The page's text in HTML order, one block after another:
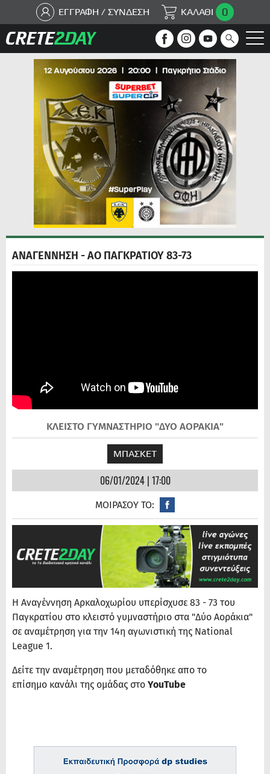
ΕΓΓΡΑΦΗ / ΣΥΝΔΕΣΗ ΚΑΛΑΘΙ 0
ΑΝΑΓΕΝΝΗΣΗ - ΑΟ ΠΑΓΚΡΑΤΙΟΥ 83-73
ΚΛΕΙΣΤΟ ΓΥΜΝΑΣΤΗΡΙΟ "ΔΥΟ ΑΟΡΑΚΙΑ"
ΜΠΑΣΚΕΤ
06/01/2024 | 17:00
ΜΟΙΡΑΣΟΥ ΤΟ:
Η Αναγέννηση Αρκαλοχωρίου υπερίσχυσε 83 - 73 του
Παγκρατίου στο κλειστό γυμναστήριο στα "Δύο Αοράκια"
σε αναμέτρηση για την 14η αγωνιστική της National
League 1.
Δείτε την αναμέτρηση που μεταδόθηκε απο το
επίσημο κανάλι της ομάδας στο YouTube